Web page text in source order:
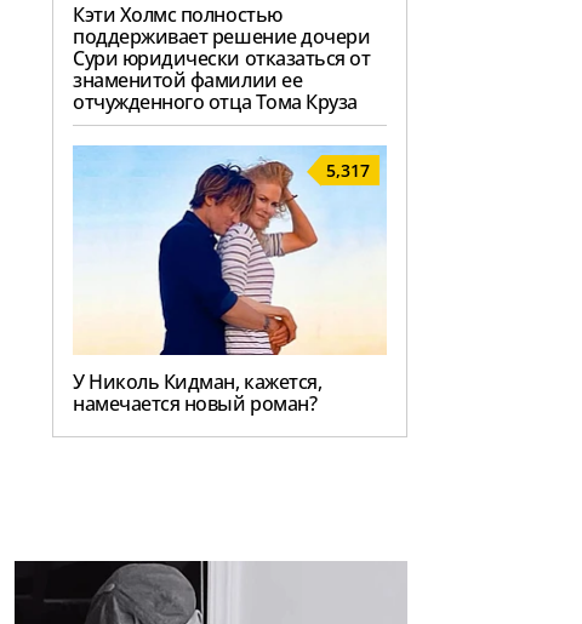
Кэти Холмс полностью
поддерживает решение дочери
Сури юридически отказаться от
знаменитой фамилии ее
отчужденного отца Тома Круза
5,317
У Николь Кидман, кажется,
намечается новый роман?